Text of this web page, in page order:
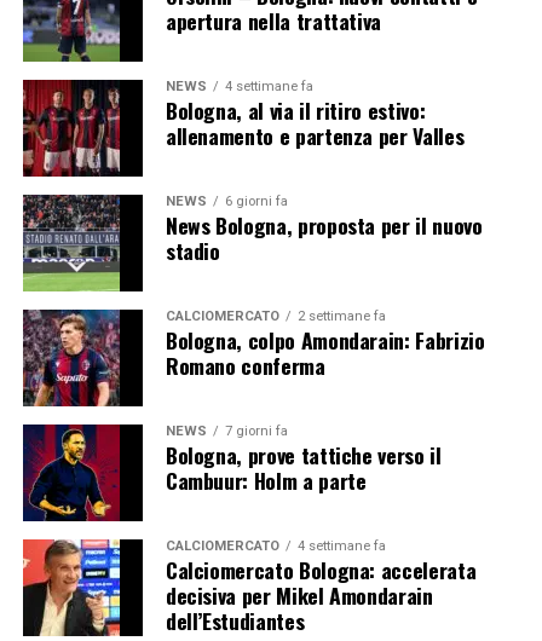
Professionalità, qualità del lavoro e radicamento nel
territorio bolognese sono gli elementi che hanno
permesso alle due realtà di rafforzare progressivamente
la propria collaborazione. L’ingresso di Impresa Edile
F.lli Iaria tra i Premium Partner conferma quindi la
bontà del percorso intrapreso e apre la strada a nuove
opportunità di sviluppo durante la stagione 2026/27.
Il Bologna rafforza la propria rete di
partner
La partnership con F.lli Iaria si inserisce nella strategia
commerciale del Bologna FC, orientata alla costruzione
di rapporti duraturi con aziende affidabili e vicine ai
valori del club.
Non si tratta soltanto di un accordo di visibilità. La
collaborazione mette infatti in relazione due realtà
profondamente legate alla città e interessate a crescere
attraverso un progetto condiviso.
apertura nella trattativa
NEWS 4 settimane fa
Bologna, al via il ritiro estivo:
allenamento e partenza per Valles
NEWS 6 giorni fa
News Bologna, proposta per il nuovo
stadio
CALCIOMERCATO 2 settimane fa
Bologna, colpo Amondarain: Fabrizio
Romano conferma
NEWS 7 giorni fa
Bologna, prove tattiche verso il
Cambuur: Holm a parte
CALCIOMERCATO 4 settimane fa
Calciomercato Bologna: accelerata
decisiva per Mikel Amondarain
dell’Estudiantes